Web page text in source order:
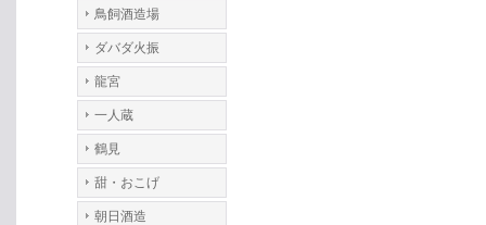
鳥飼酒造場
ダバダ火振
龍宮
一人蔵
鶴見
甜・おこげ
朝日酒造